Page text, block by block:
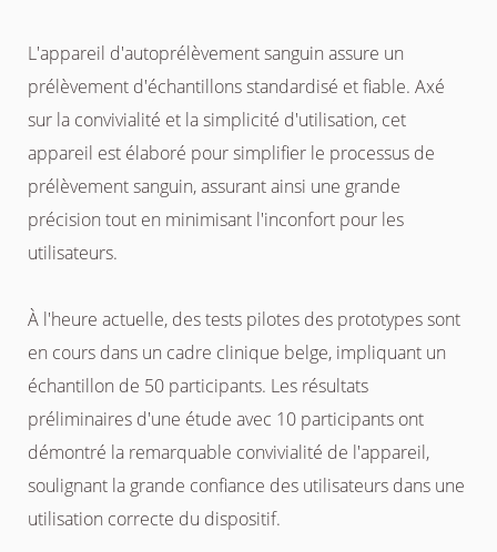
L'appareil d'autoprélèvement sanguin assure un
prélèvement d'échantillons standardisé et fiable. Axé
sur la convivialité et la simplicité d'utilisation, cet
appareil est élaboré pour simplifier le processus de
prélèvement sanguin, assurant ainsi une grande
précision tout en minimisant l'inconfort pour les
utilisateurs.
À l'heure actuelle, des tests pilotes des prototypes sont
en cours dans un cadre clinique belge, impliquant un
échantillon de 50 participants. Les résultats
préliminaires d'une étude avec 10 participants ont
démontré la remarquable convivialité de l'appareil,
soulignant la grande confiance des utilisateurs dans une
utilisation correcte du dispositif.